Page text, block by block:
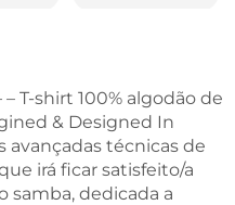
T-shirt 100% algodão de
& Designed In
avançadas técnicas de
irá ficar satisfeito/a
samba, dedicada a